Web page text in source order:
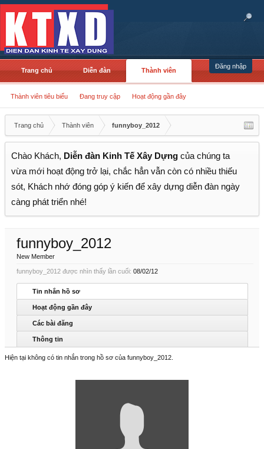
Đăng nhập
Trang chủ Diễn đàn Thành viên
Thành viên tiêu biểu Đang truy cập Hoạt động gần đây
Trang chủ Thành viên funnyboy_2012
Chào Khách, Diễn đàn Kinh Tế Xây Dựng của chúng ta
vừa mới hoạt động trở lại, chắc hẳn vẫn còn có nhiều thiếu
sót, Khách nhớ đóng góp ý kiến để xây dựng diễn đàn ngày
càng phát triển nhé!
funnyboy_2012
New Member
funnyboy_2012 được nhìn thấy lần cuối: 08/02/12
Tin nhắn hồ sơ
Hoạt động gần đây
Các bài đăng
Thông tin
Hiện tại không có tin nhắn trong hồ sơ của funnyboy_2012.